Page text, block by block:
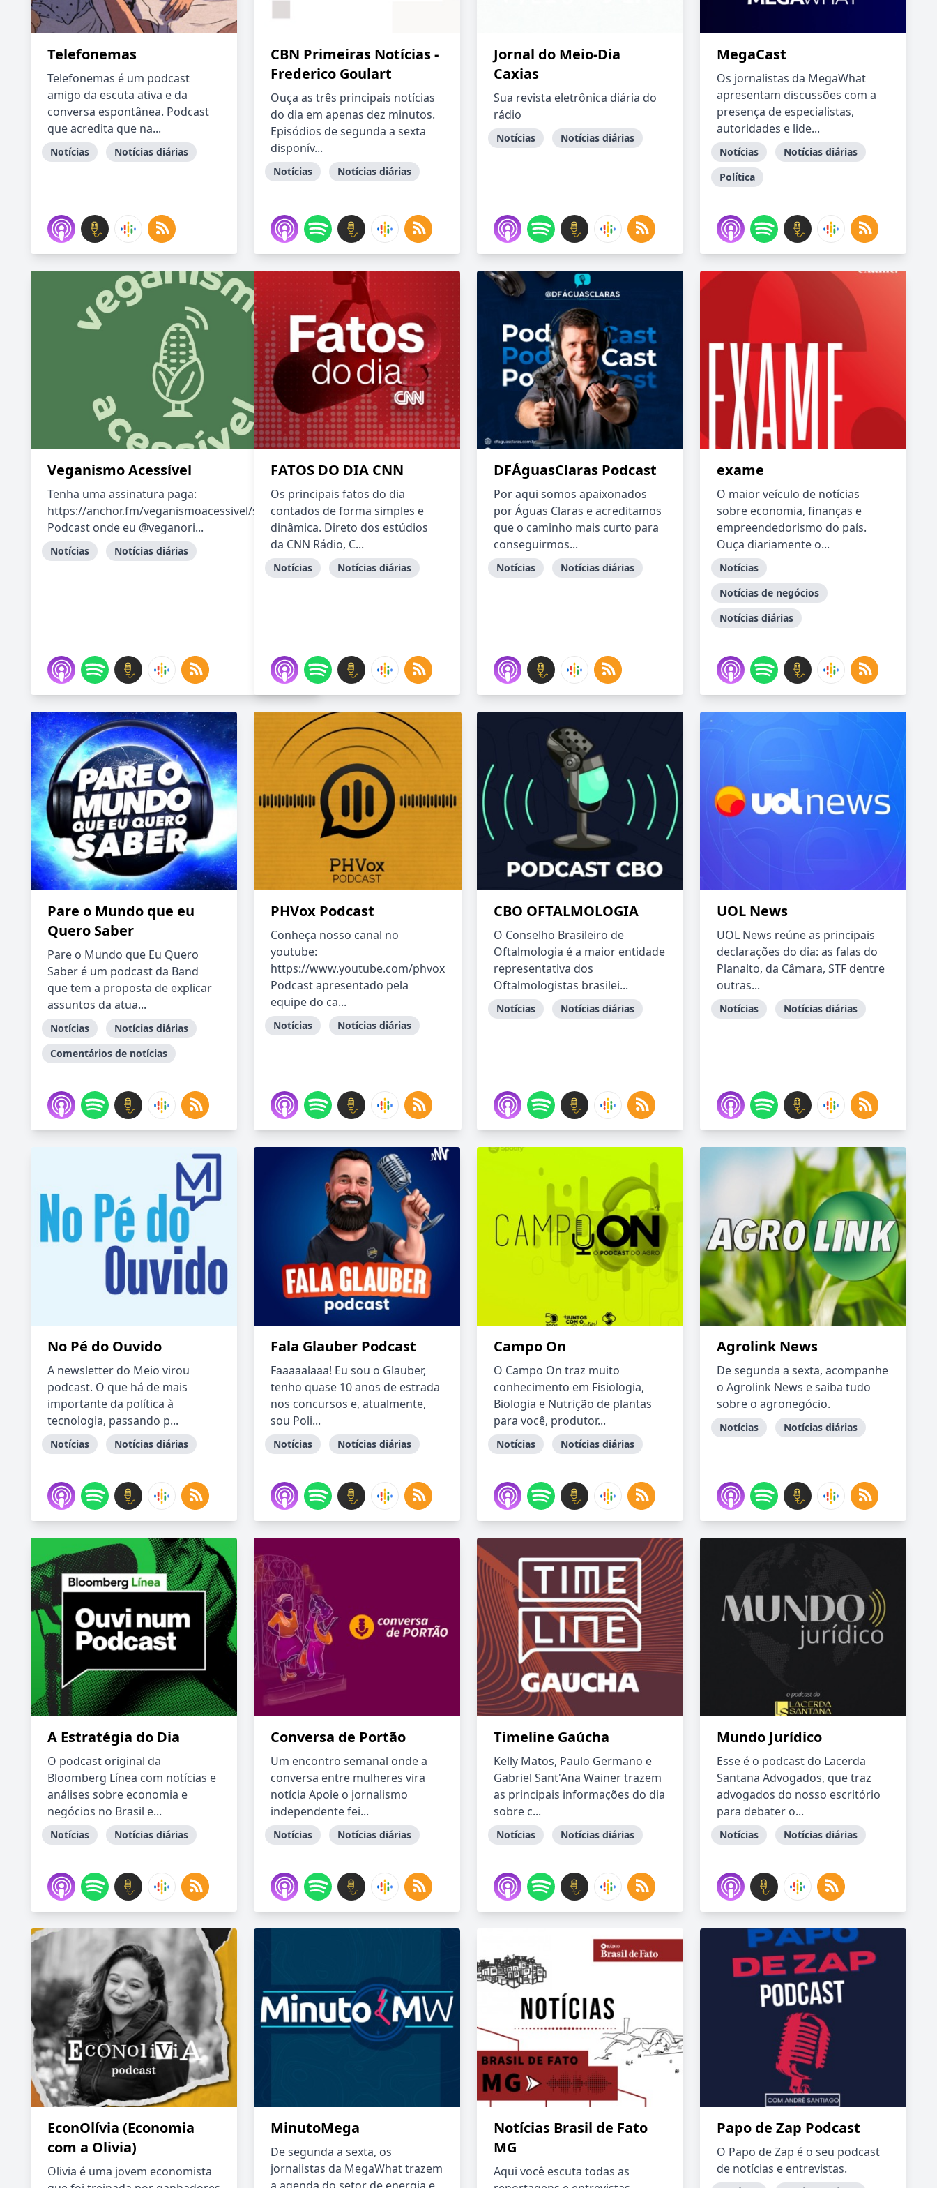
Telefonemas
Telefonemas é um podcast
amigo da escuta ativa e da
conversa espontânea. Podcast
que acredita que na...
Notícias Notícias diárias
CBN Primeiras Notícias -
Frederico Goulart
Ouça as três principais notícias
do dia em apenas dez minutos.
Episódios de segunda a sexta
disponív...
Notícias Notícias diárias
Jornal do Meio-Dia
Caxias
Sua revista eletrônica diária do
rádio
Notícias Notícias diárias
MegaCast
Os jornalistas da MegaWhat
apresentam discussões com a
presença de especialistas,
autoridades e lide...
Notícias
Notícias diárias
Política
Veganismo Acessível
Tenha uma assinatura paga:
https://anchor.fm/veganismoacessivel/subscribe
Podcast onde eu @veganori...
Notícias Notícias diárias
FATOS DO DIA CNN
Os principais fatos do dia
contados de forma simples e
dinâmica. Direto dos estúdios
da CNN Rádio, C...
Notícias Notícias diárias
DFÁguasClaras Podcast
Por aqui somos apaixonados
por Águas Claras e acreditamos
que o caminho mais curto para
conseguirmos...
Notícias Notícias diárias
exame
O maior veículo de notícias
sobre economia, finanças e
empreendedorismo do país.
Ouça diariamente o...
Notícias
Notícias de negócios
Notícias diárias
Pare o Mundo que eu
Quero Saber
Pare o Mundo que Eu Quero
Saber é um podcast da Band
que tem a proposta de explicar
assuntos da atua...
Notícias
Notícias diárias
Comentários de notícias
PHVox Podcast
Conheça nosso canal no
youtube:
https://www.youtube.com/phvox
Podcast apresentado pela
equipe do ca...
Notícias Notícias diárias
CBO OFTALMOLOGIA
O Conselho Brasileiro de
Oftalmologia é a maior entidade
representativa dos
Oftalmologistas brasilei...
Notícias Notícias diárias
UOL News
UOL News reúne as principais
declarações do dia: as falas do
Planalto, da Câmara, STF dentre
outras...
Notícias Notícias diárias
No Pé do Ouvido
A newsletter do Meio virou
podcast. O que há de mais
importante da política à
tecnologia, passando p...
Notícias Notícias diárias
Fala Glauber Podcast
Faaaaalaaa! Eu sou o Glauber,
tenho quase 10 anos de estrada
nos concursos e, atualmente,
sou Poli...
Notícias Notícias diárias
Campo On
O Campo On traz muito
conhecimento em Fisiologia,
Biologia e Nutrição de plantas
para você, produtor...
Notícias Notícias diárias
Agrolink News
De segunda a sexta, acompanhe
o Agrolink News e saiba tudo
sobre o agronegócio.
Notícias Notícias diárias
A Estratégia do Dia
O podcast original da
Bloomberg Línea com notícias e
análises sobre economia e
negócios no Brasil e...
Notícias Notícias diárias
Conversa de Portão
Um encontro semanal onde a
conversa entre mulheres vira
notícia Apoie o jornalismo
independente fei...
Notícias Notícias diárias
Timeline Gaúcha
Kelly Matos, Paulo Germano e
Gabriel Sant'Ana Wainer trazem
as principais informações do dia
sobre c...
Notícias Notícias diárias
Mundo Jurídico
Esse é o podcast do Lacerda
Santana Advogados, que traz
advogados do nosso escritório
para debater o...
Notícias Notícias diárias
EconOlívia (Economia
com a Olivia)
Olivia é uma jovem economista
MinutoMega
De segunda a sexta, os
jornalistas da MegaWhat trazem
Notícias Brasil de Fato
MG
Aqui você escuta todas as
Papo de Zap Podcast
O Papo de Zap é o seu podcast
de notícias e entrevistas.